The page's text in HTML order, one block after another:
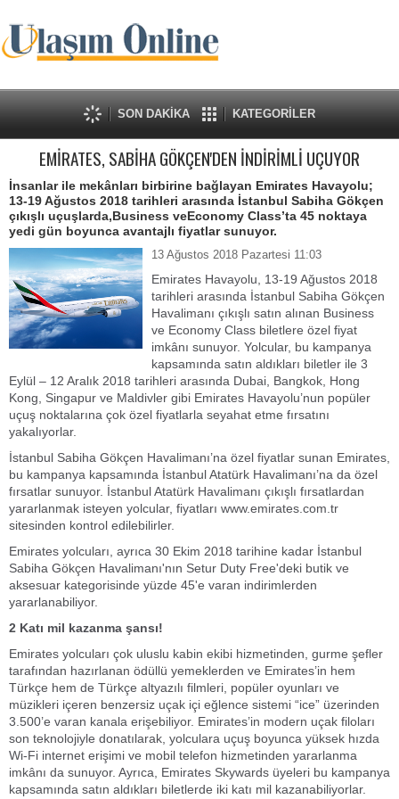
SON DAKİKA KATEGORİLER
EMİRATES, SABİHA GÖKÇEN'DEN İNDİRİMLİ UÇUYOR
İnsanlar ile mekânları birbirine bağlayan Emirates Havayolu;
13-19 Ağustos 2018 tarihleri arasında İstanbul Sabiha Gökçen
çıkışlı uçuşlarda,Business veEconomy Class’ta 45 noktaya
yedi gün boyunca avantajlı fiyatlar sunuyor.
13 Ağustos 2018 Pazartesi 11:03
Emirates Havayolu, 13-19 Ağustos 2018
tarihleri arasında İstanbul Sabiha Gökçen
Havalimanı çıkışlı satın alınan Business
ve Economy Class biletlere özel fiyat
imkânı sunuyor. Yolcular, bu kampanya
kapsamında satın aldıkları biletler ile 3
Eylül – 12 Aralık 2018 tarihleri arasında Dubai, Bangkok, Hong
Kong, Singapur ve Maldivler gibi Emirates Havayolu’nun popüler
uçuş noktalarına çok özel fiyatlarla seyahat etme fırsatını
yakalıyorlar.
İstanbul Sabiha Gökçen Havalimanı’na özel fiyatlar sunan Emirates,
bu kampanya kapsamında İstanbul Atatürk Havalimanı’na da özel
fırsatlar sunuyor. İstanbul Atatürk Havalimanı çıkışlı fırsatlardan
yararlanmak isteyen yolcular, fiyatları www.emirates.com.tr
sitesinden kontrol edilebilirler.
Emirates yolcuları, ayrıca 30 Ekim 2018 tarihine kadar İstanbul
Sabiha Gökçen Havalimanı'nın Setur Duty Free'deki butik ve
aksesuar kategorisinde yüzde 45'e varan indirimlerden
yararlanabiliyor.
2 Katı mil kazanma şansı!
Emirates yolcuları çok uluslu kabin ekibi hizmetinden, gurme şefler
tarafından hazırlanan ödüllü yemeklerden ve Emirates’in hem
Türkçe hem de Türkçe altyazılı filmleri, popüler oyunları ve
müzikleri içeren benzersiz uçak içi eğlence sistemi “ice” üzerinden
3.500’e varan kanala erişebiliyor. Emirates’in modern uçak filoları
son teknolojiyle donatılarak, yolculara uçuş boyunca yüksek hızda
Wi-Fi internet erişimi ve mobil telefon hizmetinden yararlanma
imkânı da sunuyor. Ayrıca, Emirates Skywards üyeleri bu kampanya
kapsamında satın aldıkları biletlerde iki katı mil kazanabiliyorlar.